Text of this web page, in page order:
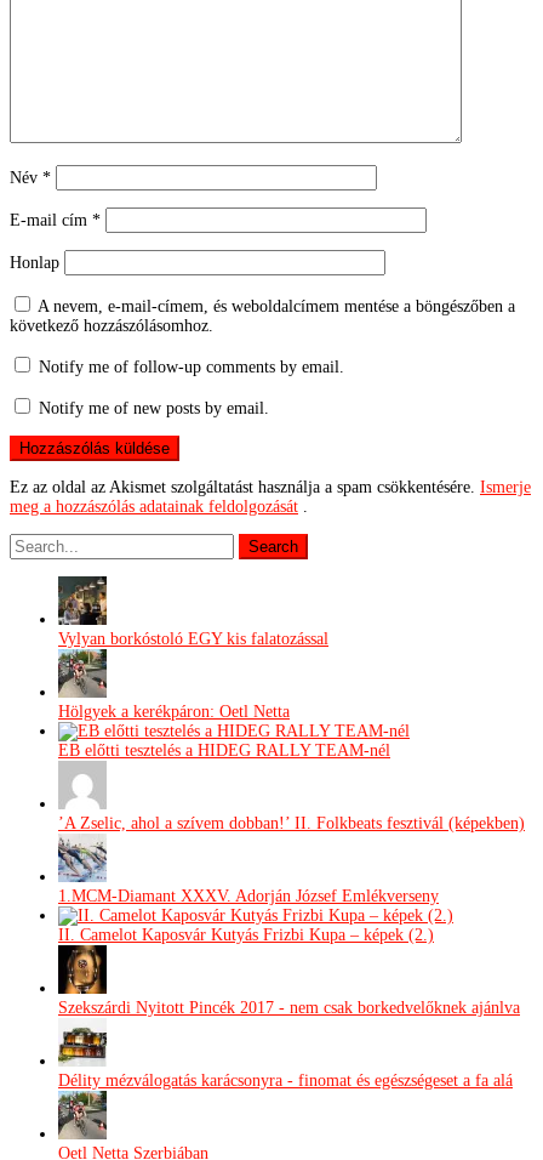
Név *
E-mail cím *
Honlap
A nevem, e-mail-címem, és weboldalcímem mentése a böngészőben a
következő hozzászólásomhoz.
Notify me of follow-up comments by email.
Notify me of new posts by email.
Ez az oldal az Akismet szolgáltatást használja a spam csökkentésére. Ismerje
meg a hozzászólás adatainak feldolgozását .
Vylyan borkóstoló EGY kis falatozással
Hölgyek a kerékpáron: Oetl Netta
EB előtti tesztelés a HIDEG RALLY TEAM-nél
’A Zselic, ahol a szívem dobban!’ II. Folkbeats fesztivál (képekben)
1.MCM-Diamant XXXV. Adorján József Emlékverseny
II. Camelot Kaposvár Kutyás Frizbi Kupa – képek (2.)
Szekszárdi Nyitott Pincék 2017 - nem csak borkedvelőknek ajánlva
Délity mézválogatás karácsonyra - finomat és egészségeset a fa alá
Oetl Netta Szerbiában